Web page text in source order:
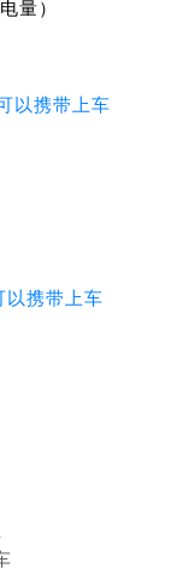
量）
以携带上车
携带上车